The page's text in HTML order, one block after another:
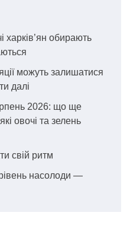
харків’ян обирають
можуть залишатися
далі
2026: що ще
овочі та зелень
свій ритм
насолоди —